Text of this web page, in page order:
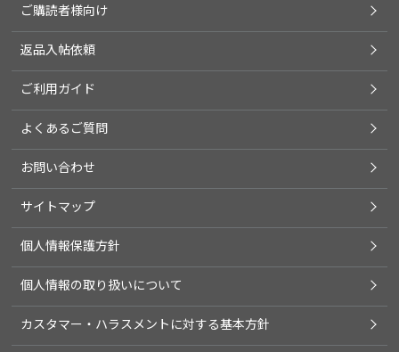
ご購読者様向け
返品入帖依頼
ご利用ガイド
よくあるご質問
お問い合わせ
サイトマップ
個人情報保護方針
個人情報の取り扱いについて
カスタマー・ハラスメントに対する基本方針